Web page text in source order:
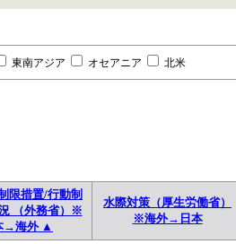
東南アジア オセアニア 北米
限措置/行動制
（外務省）※
→海外 ▲
水際対策（厚生労働省）
※海外→日本